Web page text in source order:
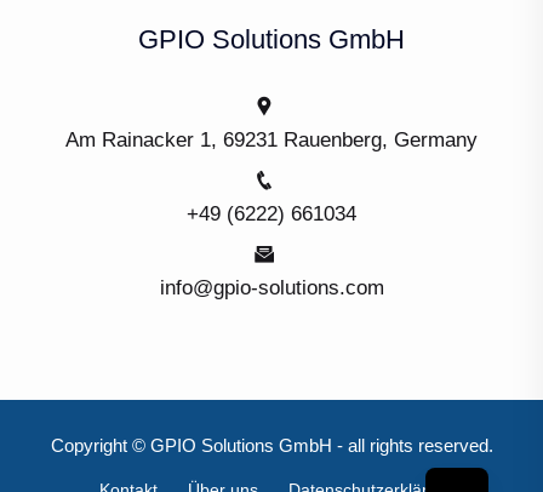
GPIO Solutions GmbH
Am Rainacker 1, 69231 Rauenberg, Germany
+49 (6222) 661034
info@gpio-solutions.com
Copyright © GPIO Solutions GmbH - all rights reserved.